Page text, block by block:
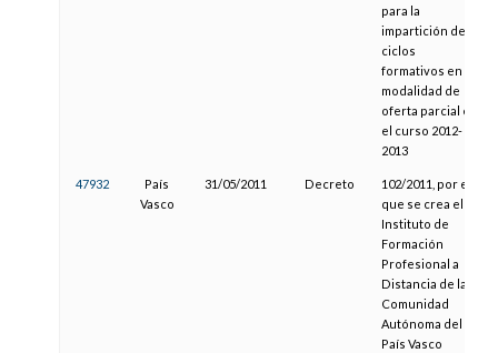
para la
impartición de
ciclos
formativos en la
modalidad de
oferta parcial en
el curso 2012-
2013
47932
País
Vasco
31/05/2011 Decreto
102/2011, por el
que se crea el
Instituto de
Formación
Profesional a
Distancia de la
Comunidad
Autónoma del
País Vasco